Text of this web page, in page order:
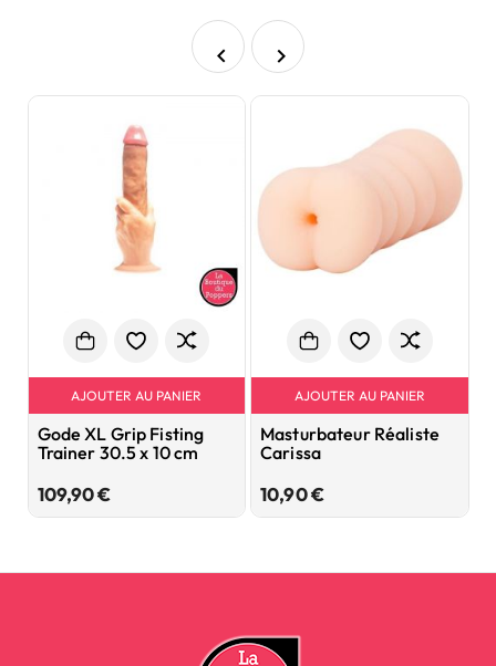
 
AJOUTER AU PANIER
Gode XL Grip Fisting
Trainer 30.5 x 10 cm
109,90 €Prix
AJOUTER AU PANIER
Masturbateur Réaliste
Carissa
10,90 €Prix